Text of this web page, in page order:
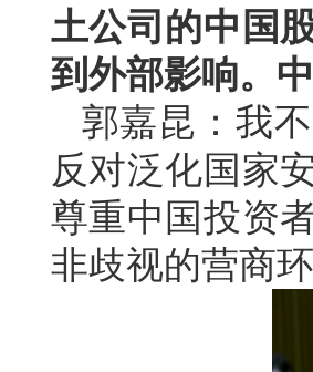
土公司的中国
到外部影响。
郭嘉昆：我
反对泛化国家
尊重中国投资
非歧视的营商环